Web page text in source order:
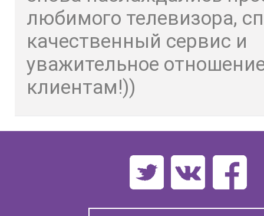
любимого телевизора,
качественный сервис и
уважительное
клиентам!))